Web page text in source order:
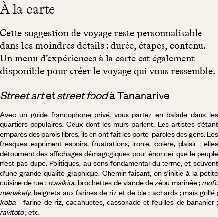
À la carte
Cette suggestion de voyage reste personnalisable
dans les moindres détails : durée, étapes, contenu.
Un menu d’expériences à la carte est également
disponible pour créer le voyage qui vous ressemble.
Street artetstreet foodà Tananarive
Avec un guide francophone privé, vous partez en balade dans les
quartiers populaires. Ceux dont les murs parlent. Les artistes s’étant
emparés des parois libres, ils en ont fait les porte-paroles des gens. Les
fresques expriment espoirs, frustrations, ironie, colère, plaisir ; elles
détournent des affichages démagogiques pour énoncer que le peuple
n’est pas dupe. Politiques, au sens fondamental du terme, et souvent
d’une grande qualité graphique. Chemin faisant, on s’initie à la petite
cuisine de rue : masikita, brochettes de viande de zébu marinée ; mofo
menakely, beignets aux farines de riz et de blé ; achards ; maïs grillé ;
koba - farine de riz, cacahuètes, cassonade et feuilles de bananier ;
ravitoto; etc.